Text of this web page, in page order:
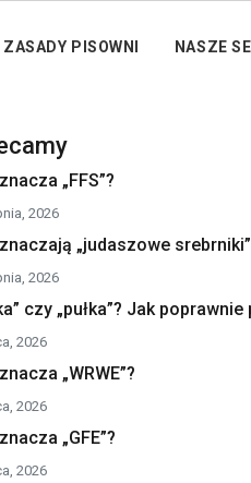
ZASADY PISOWNI NASZE
„FFS”?
2026
„judaszowe
2026
czy „pułka”? Jak poprawnie
2026
„WRWE”?
2026
„GFE”?
2026